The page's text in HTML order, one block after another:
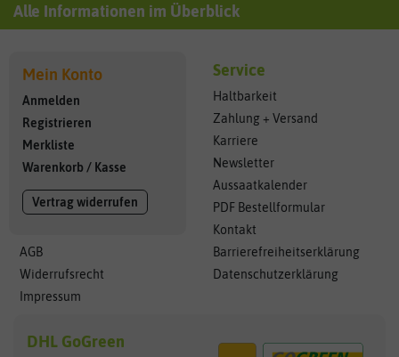
Alle Informationen im Überblick
Mein Konto
Anmelden
Registrieren
Merkliste
Warenkorb / Kasse
Vertrag widerrufen
AGB
Widerrufsrecht
Impressum
Service
Haltbarkeit
Zahlung + Versand
Karriere
Newsletter
Aussaatkalender
PDF Bestellformular
Kontakt
Barrierefreiheitserklärung
Datenschutzerklärung
DHL GoGreen